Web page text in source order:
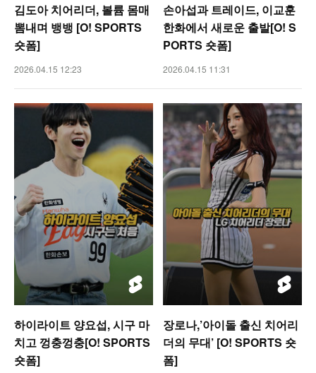
김도아 치어리더, 볼륨 몸매
뽐내며 뱅뱅 [O! SPORTS
숏폼]
2026.04.15 12:23
손아섭과 트레이드, 이교훈
한화에서 새로운 출발[O! S
PORTS 숏폼]
2026.04.15 11:31
하이라이트 양요섭, 시구 마
치고 껑충껑충[O! SPORTS
숏폼]
장로나,’아이돌 출신 치어리
더의 무대’ [O! SPORTS 숏
폼]